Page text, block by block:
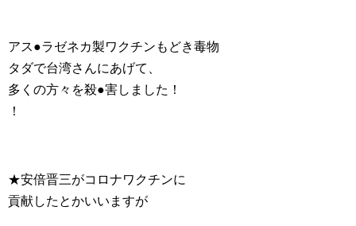
アス●ラゼネカ製ワクチンもどき毒物
タダで台湾さんにあげて、
多くの方々を殺●害しました！
！
★安倍晋三がコロナワクチンに
貢献したとかいいますが